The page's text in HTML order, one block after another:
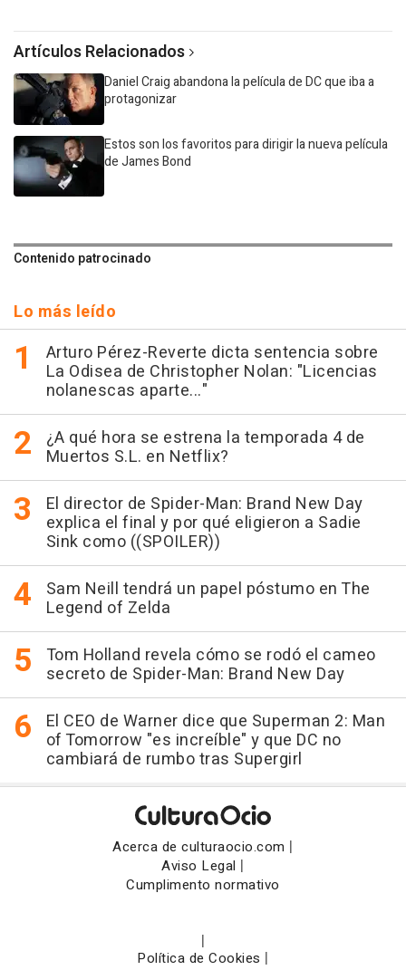
Artículos Relacionados
Daniel Craig abandona la película de DC que iba a
protagonizar
Estos son los favoritos para dirigir la nueva película
de James Bond
Contenido patrocinado
Lo más leído
Arturo Pérez-Reverte dicta sentencia sobre
La Odisea de Christopher Nolan: "Licencias
nolanescas aparte..."
¿A qué hora se estrena la temporada 4 de
Muertos S.L. en Netflix?
El director de Spider-Man: Brand New Day
explica el final y por qué eligieron a Sadie
Sink como ((SPOILER))
Sam Neill tendrá un papel póstumo en The
Legend of Zelda
Tom Holland revela cómo se rodó el cameo
secreto de Spider-Man: Brand New Day
El CEO de Warner dice que Superman 2: Man
of Tomorrow "es increíble" y que DC no
cambiará de rumbo tras Supergirl
Acerca de culturaocio.com |
Aviso Legal |
Cumplimento normativo
|
Política de Cookies |